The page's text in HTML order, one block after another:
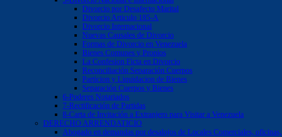
Divorcio por Desafecto Marital
Divorcio Articulo 185-A
Divorcio Internacional
Nuevas Causales de Divorcio
Formas de Divorcio en Venezuela
Bienes Comunes y Propios
La Confesion Ficta en Divorcio
Reconciliación Separación Cuerpos
Particion y Liquidacion de Bienes
Separación Cuerpos y Bienes
6-Poderes Notariados
7-Rectificación de Partidas
8-Carta de Invitación a Extranjero para Visitar a Venezuela
DERECHO ARRENDATICIO
Abogado en demandas por desalojos de Locales Comerciales,